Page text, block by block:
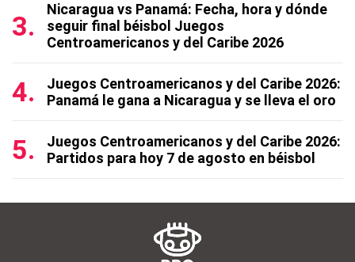
Nicaragua vs Panamá: Fecha, hora y dónde
seguir final béisbol Juegos
Centroamericanos y del Caribe 2026
Juegos Centroamericanos y del Caribe 2026:
Panamá le gana a Nicaragua y se lleva el oro
Juegos Centroamericanos y del Caribe 2026:
Partidos para hoy 7 de agosto en béisbol